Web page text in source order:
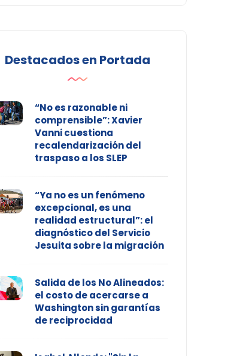
Destacados en Portada
“No es razonable ni
comprensible”: Xavier
Vanni cuestiona
recalendarización del
traspaso a los SLEP
“Ya no es un fenómeno
excepcional, es una
realidad estructural”: el
diagnóstico del Servicio
Jesuita sobre la migración
Salida de los No Alineados:
el costo de acercarse a
Washington sin garantías
de reciprocidad